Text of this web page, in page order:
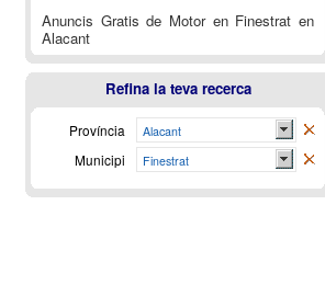
Anuncis Gratis de Motor en Finestrat en
Alacant
Refina la teva recerca
Província Alacant
Municipi Finestrat